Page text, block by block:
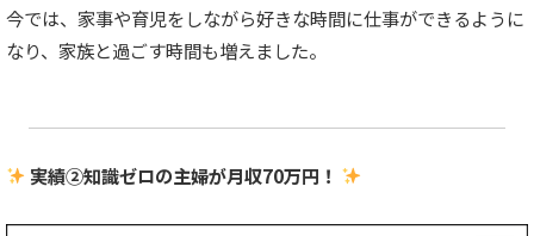
今では、家事や育児をしながら好きな時間に仕事ができるように
なり、家族と過ごす時間も増えました。
実績②知識ゼロの主婦が月収70万円！